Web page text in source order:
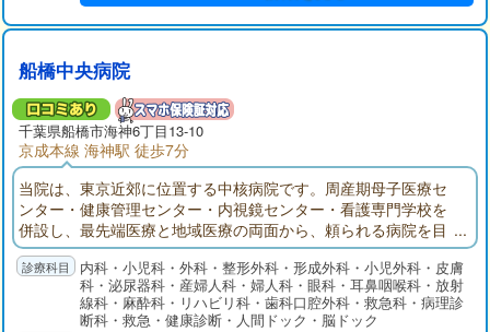
船橋中央病院
千葉県船橋市海神6丁目13-10
京成本線 海神駅 徒歩7分
当院は、東京近郊に位置する中核病院です。周産期母子医療セ
ンター・健康管理センター・内視鏡センター・看護専門学校を
併設し、最先端医療と地域医療の両面から、頼られる病院を目
指しています。今後医療連携をさらに進めるために紹介患者さ
んを中心とした外来診療に転換して行く方針です。
内科・小児科・外科・整形外科・形成外科・小児外科・皮膚
科・泌尿器科・産婦人科・婦人科・眼科・耳鼻咽喉科・放射
線科・麻酔科・リハビリ科・歯科口腔外科・救急科・病理診
断科・救急・健康診断・人間ドック・脳ドック